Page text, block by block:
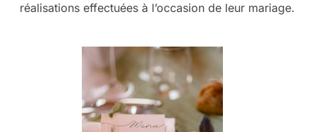
réalisations effectuées à l’occasion de leur mariage.